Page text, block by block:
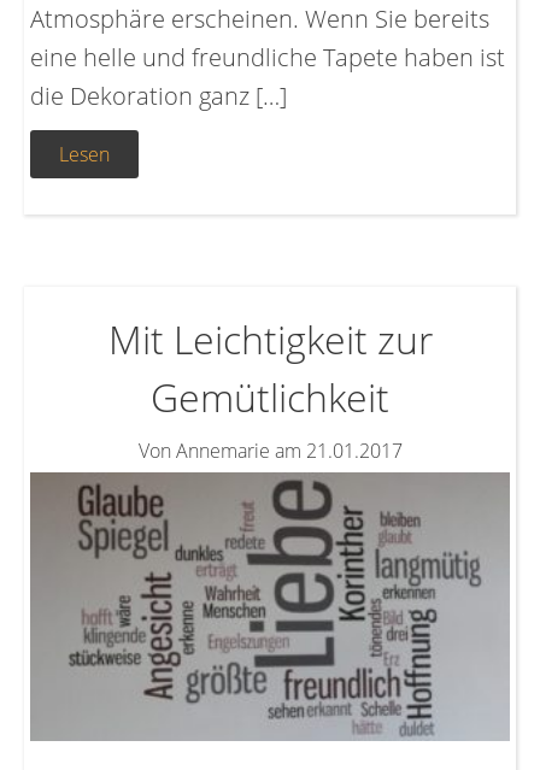
Atmosphäre erscheinen. Wenn Sie bereits
eine helle und freundliche Tapete haben ist
die Dekoration ganz […]
Lesen
Mit Leichtigkeit zur
Gemütlichkeit
Von Annemarie am 21.01.2017